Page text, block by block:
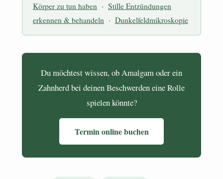
Körper zu tun haben · Stille Entzündungen
erkennen & behandeln · Dunkelfeldmikroskopie
Du möchtest wissen, ob Amalgam oder ein
Zahnherd bei deinen Beschwerden eine Rolle
spielen könnte?
Termin online buchen